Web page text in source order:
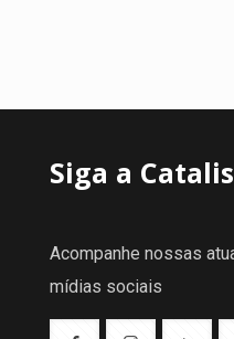
Siga a
Acompanhe nossas
mídias sociais